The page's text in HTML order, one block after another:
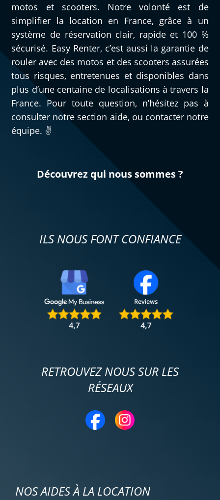
motos et scooters. Notre volonté est de
simplifier la location en France, grâce à un
système de réservation clair, rapide et 100 %
sécurisé. Easy Renter, c’est aussi la garantie de
rouler avec des motos et des scooters assurées
tous risques, entretenues et disponibles dans
plus d’une centaine de localisations à travers la
France. Pour toute question, n’hésitez pas à
consulter notre section aide, ou contacter notre
équipe. ✌️
Découvrez qui nous sommes ?
ILS NOUS FONT CONFIANCE
RETROUVEZ NOUS SUR LES
RÉSEAUX
NOS AIDES À LA LOCATION